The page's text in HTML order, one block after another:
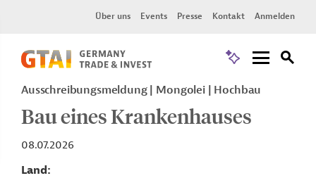
Über uns Events Presse Kontakt Anmelden
Ausschreibungsmeldung Mongolei Hochbau
Bau eines Krankenhauses
08.07.2026
Land